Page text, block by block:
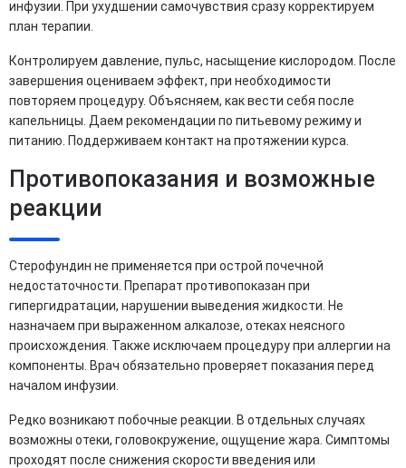
инфузии. При ухудшении самочувствия сразу корректируем
план терапии.
Контролируем давление, пульс, насыщение кислородом. После
завершения оцениваем эффект, при необходимости
повторяем процедуру. Объясняем, как вести себя после
капельницы. Даем рекомендации по питьевому режиму и
питанию. Поддерживаем контакт на протяжении курса.
Противопоказания и возможные
реакции
Стерофундин не применяется при острой почечной
недостаточности. Препарат противопоказан при
гипергидратации, нарушении выведения жидкости. Не
назначаем при выраженном алкалозе, отеках неясного
происхождения. Также исключаем процедуру при аллергии на
компоненты. Врач обязательно проверяет показания перед
началом инфузии.
Редко возникают побочные реакции. В отдельных случаях
возможны отеки, головокружение, ощущение жара. Симптомы
проходят после снижения скорости введения или